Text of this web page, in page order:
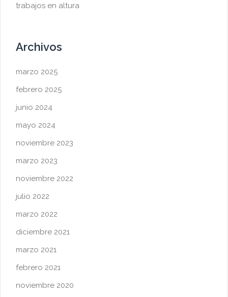
trabajos en altura
Archivos
marzo 2025
febrero 2025
junio 2024
mayo 2024
noviembre 2023
marzo 2023
noviembre 2022
julio 2022
marzo 2022
diciembre 2021
marzo 2021
febrero 2021
noviembre 2020